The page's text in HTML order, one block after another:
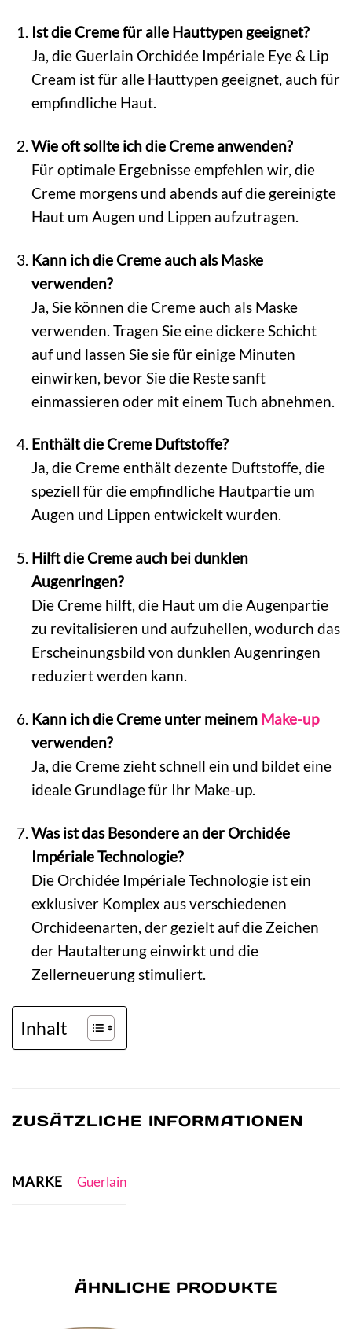
Ist die Creme für alle Hauttypen geeignet?
Ja, die Guerlain Orchidée Impériale Eye & Lip
Cream ist für alle Hauttypen geeignet, auch für
empfindliche Haut.
Wie oft sollte ich die Creme anwenden?
Für optimale Ergebnisse empfehlen wir, die
Creme morgens und abends auf die gereinigte
Haut um Augen und Lippen aufzutragen.
Kann ich die Creme auch als Maske
verwenden?
Ja, Sie können die Creme auch als Maske
verwenden. Tragen Sie eine dickere Schicht
auf und lassen Sie sie für einige Minuten
einwirken, bevor Sie die Reste sanft
einmassieren oder mit einem Tuch abnehmen.
Enthält die Creme Duftstoffe?
Ja, die Creme enthält dezente Duftstoffe, die
speziell für die empfindliche Hautpartie um
Augen und Lippen entwickelt wurden.
Hilft die Creme auch bei dunklen
Augenringen?
Die Creme hilft, die Haut um die Augenpartie
zu revitalisieren und aufzuhellen, wodurch das
Erscheinungsbild von dunklen Augenringen
reduziert werden kann.
Kann ich die Creme unter meinem Make-up
verwenden?
Ja, die Creme zieht schnell ein und bildet eine
ideale Grundlage für Ihr Make-up.
Was ist das Besondere an der Orchidée
Impériale Technologie?
Die Orchidée Impériale Technologie ist ein
exklusiver Komplex aus verschiedenen
Orchideenarten, der gezielt auf die Zeichen
der Hautalterung einwirkt und die
Zellerneuerung stimuliert.
Inhalt
ZUSÄTZLICHE INFORMATIONEN
MARKE Guerlain
ÄHNLICHE PRODUKTE